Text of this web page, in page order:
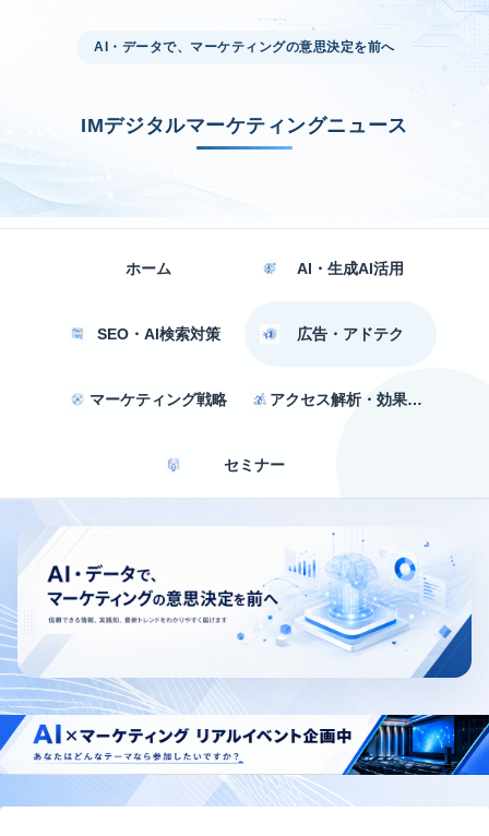
AI・データで、マーケティングの意思決定を前へ
IMデジタルマーケティングニュース
ホーム AI・生成AI活用
SEO・AI検索対策 広告・アドテク
マーケティング戦略 アクセス解析・効果測定
セミナー